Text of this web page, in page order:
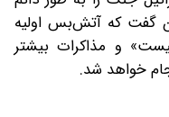
گفت که آتش‌بس اولیه
و مذاکرات بیشتر
خواهد شد.